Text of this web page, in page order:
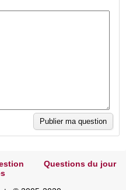
Questions du jour